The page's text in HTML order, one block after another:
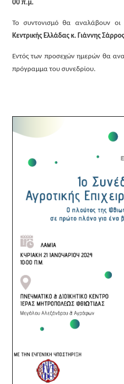
00 π.μ.
Το συντονισμό θα αναλάβουν οι
Κεντρικής Ελλάδας κ. Γιάννης
Εντός των προσεχών ημερών θα
πρόγραμμα του συνεδρίου.